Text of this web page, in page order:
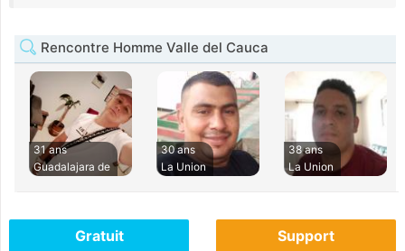
Rencontre Homme Valle del Cauca
31 ans
Guadalajara de
30 ans
La Union
38 ans
La Union
Gratuit Support